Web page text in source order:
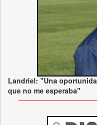
Landriel: "Una
que no me esperaba"